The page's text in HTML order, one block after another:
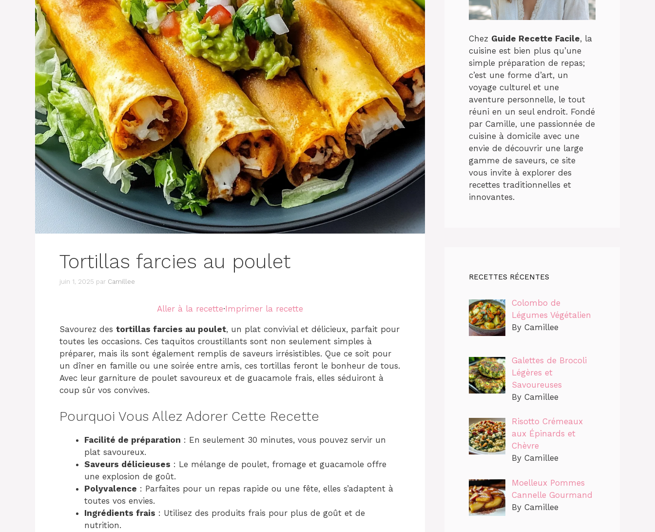
Tortillas farcies au poulet
juin 1, 2025 par Camillee
Aller à la recette·Imprimer la recette
Savourez des tortillas farcies au poulet, un plat convivial et délicieux, parfait pour
toutes les occasions. Ces taquitos croustillants sont non seulement simples à
préparer, mais ils sont également remplis de saveurs irrésistibles. Que ce soit pour
un dîner en famille ou une soirée entre amis, ces tortillas feront le bonheur de tous.
Avec leur garniture de poulet savoureux et de guacamole frais, elles séduiront à
coup sûr vos convives.
Pourquoi Vous Allez Adorer Cette Recette
Facilité de préparation : En seulement 30 minutes, vous pouvez servir un
plat savoureux.
Saveurs délicieuses : Le mélange de poulet, fromage et guacamole offre
une explosion de goût.
Polyvalence : Parfaites pour un repas rapide ou une fête, elles s’adaptent à
toutes vos envies.
Ingrédients frais : Utilisez des produits frais pour plus de goût et de
nutrition.
Chez Guide Recette Facile, la
cuisine est bien plus qu’une
simple préparation de repas;
c’est une forme d’art, un
voyage culturel et une
aventure personnelle, le tout
réuni en un seul endroit. Fondé
par Camille, une passionnée de
cuisine à domicile avec une
envie de découvrir une large
gamme de saveurs, ce site
vous invite à explorer des
recettes traditionnelles et
innovantes.
RECETTES RÉCENTES
Colombo de
Légumes Végétalien
By Camillee
Galettes de Brocoli
Légères et
Savoureuses
By Camillee
Risotto Crémeaux
aux Épinards et
Chèvre
By Camillee
Moelleux Pommes
Cannelle Gourmand
By Camillee